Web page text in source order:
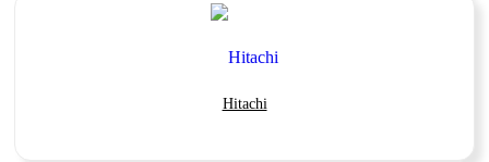
Hitachi